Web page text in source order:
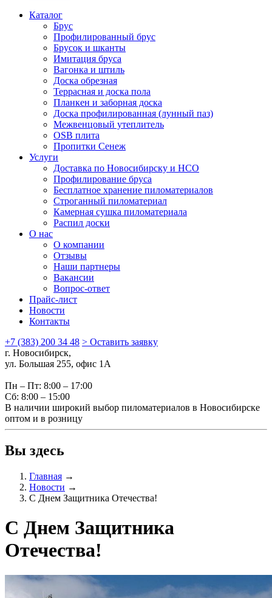
Каталог
Брус
Профилированный брус
Брусок и шканты
Имитация бруса
Вагонка и штиль
Доска обрезная
Террасная и доска пола
Планкен и заборная доска
Доска профилированная (лунный паз)
Межвенцовый утеплитель
OSB плита
Пропитки Сенеж
Услуги
Доставка по Новосибирску и НСО
Профилирование бруса
Бесплатное хранение пиломатериалов
Строганный пиломатериал
Камерная сушка пиломатериала
Распил доски
О нас
О компании
Отзывы
Наши партнеры
Вакансии
Вопрос-ответ
Прайс-лист
Новости
Контакты
+7 (383) 200 34 48 > Оставить заявку
г. Новосибирск,
ул. Большая 255, офис 1А
Пн – Пт: 8:00 – 17:00
Сб: 8:00 – 15:00
В наличии широкий выбор пиломатериалов в Новосибирске
оптом и в розницу
Вы здесь
Главная →
Новости →
С Днем Защитника Отечества!
С Днем Защитника
Отечества!